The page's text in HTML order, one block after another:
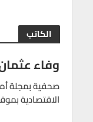
الكاتب
وفاء
صحفية بمجلة
الاقتصادية